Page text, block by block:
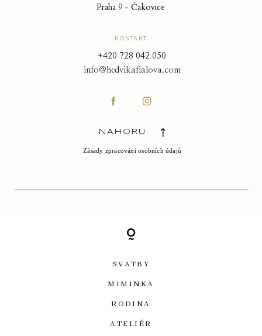
KONTAKT
NAHORU
Praha 9 - Čakovice
+420 728 042 050
info@hedvikafialova.com
Zásady zpracování osobních údajů
SVATBY
MIMINKA
RODINA
ATELIÉR